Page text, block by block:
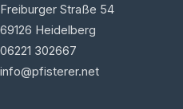
Freiburger Straße 54
69126 Heidelberg
06221 302667
info@pfisterer.net